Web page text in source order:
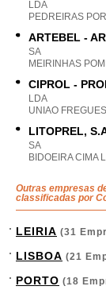
LDA
PEDREIRAS
ARTEBEL -
SA
MEIRINHAS
CIPROL -
LDA
UNIAO
LITOPREL,
SA
BIDOEIRA CIMA
Outras empresas
classificadas por
LEIRIA (31
LISBOA (21
PORTO (18